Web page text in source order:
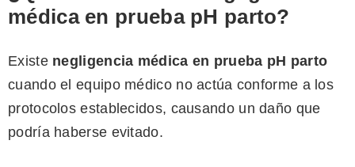
médica en prueba pH parto?
Existe negligencia médica en prueba pH parto
cuando el equipo médico no actúa conforme a los
protocolos establecidos, causando un daño que
podría haberse evitado.